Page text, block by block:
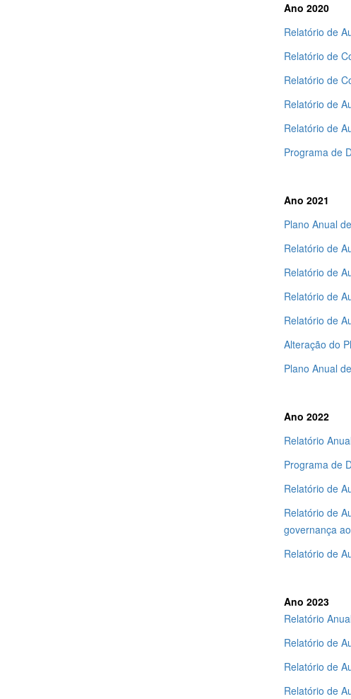
Ano 2020
Relatório de
Relatório de
Relatório de
Relatório de
Relatório de
Programa de
Ano 2021
Plano Anual
Relatório de
Relatório de
Relatório de
Relatório de
Alteração do
Plano Anual
Ano 2022
Relatório
Programa de
Relatório de
Relatório de
governança
Relatório de
Ano 2023
Relatório
Relatório de
Relatório de
Relatório de